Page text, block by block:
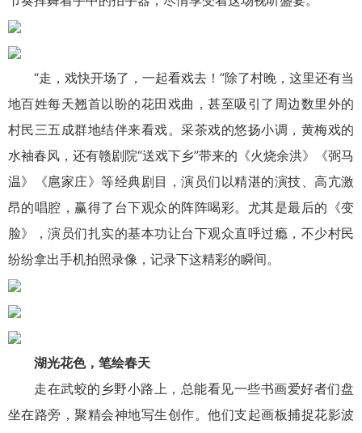
“走，戏快开场了，一起看戏去！”除了村晚，这里还有当
地百姓每天翘首以盼的花田戏曲，甚至吸引了周边数里外的
村民三五成群地结伴来看戏。采茶戏的悠扬小调，黄梅戏的
水袖春风，还有赣剧院“送戏下乡”带来的《火烧余洪》《弼马
温》《扈家庄》等经典剧目，演员们以精湛的演技、高亢激
昂的唱腔，赢得了台下观众的阵阵喝彩。尤其是最后的《变
脸》，演员们扎实的基本功让台下观众直呼过瘾，不少村民
纷纷拿出手机拍照录像，记录下这精彩的瞬间。
湖光花色，笔绘春天
走在武蛟的乡野小路上，总能看见一些书画爱好者们盘
坐在路旁，聚精会神地写生创作。他们支起画板捕捉花影波